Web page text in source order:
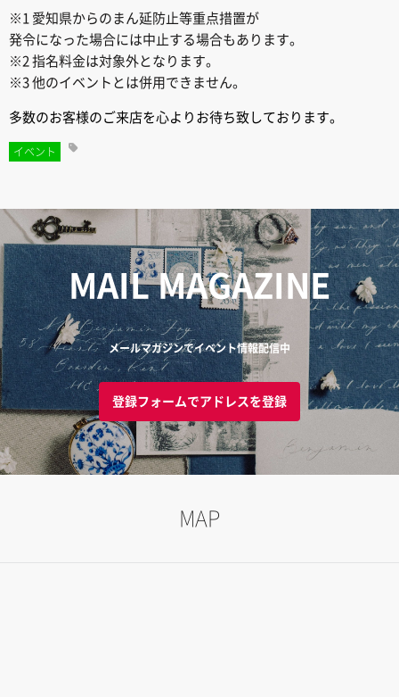
※1 愛知県からのまん延防止等重点措置が
発令になった場合には中止する場合もあります。
※2 指名料金は対象外となります。
※3 他のイベントとは併用できません。
多数のお客様のご来店を心よりお待ち致しております。
イベント
MAIL MAGAZINE
メールマガジンでイベント情報配信中
登録フォームでアドレスを登録
MAP